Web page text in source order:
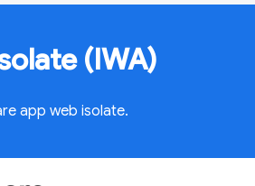
(IWA)
app web isolate.